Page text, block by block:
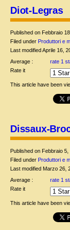
Diot-Legras
Published on Febbraio
Filed under Produttori e
Last modified Aprile 16,
Average :
rate 1
Rate it
This article have been
Dissaux-
Published on Febbraio
Filed under Produttori e
Last modified Marzo 26,
Average :
rate 1
Rate it
This article have been